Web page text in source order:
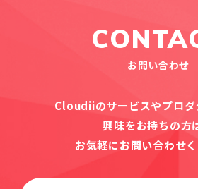
お問い合わせ
Cloudiiのサービスやプロダ
興味をお持ちの方
お気軽にお問い合わせく